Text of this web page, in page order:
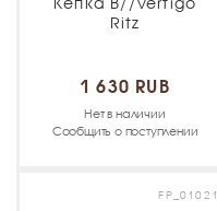
Ritz
1 630 RUB
Нет в наличии
Сообщить о поступлении
FP_01021